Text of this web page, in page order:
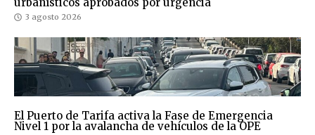
3 agosto 2026
El Puerto de Tarifa activa la Fase de Emergencia
Nivel 1 por la avalancha de vehículos de la OPE